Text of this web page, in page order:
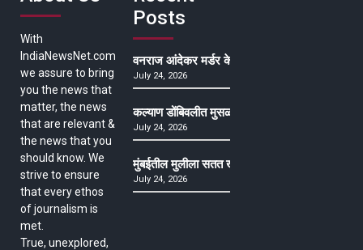
With
IndiaNewsNet.com
we assure to bring
you the news that
matter, the news
that are relevant &
the news that you
should know. We
strive to ensure
that every ethos
of journalism is
met.
True, unexplored,
Posts
वनराज आंदेकर मर्डर केसमधील साक्षीदाराची हत्या,
July 24, 2026
कल्याण डोंबिवलीत मुसळधार ते अतिमुसळधार पाऊस,
July 24, 2026
मुंबईतील मुलीला सतत खोकला अन् ताप, ७ वर्षे उपचार
July 24, 2026